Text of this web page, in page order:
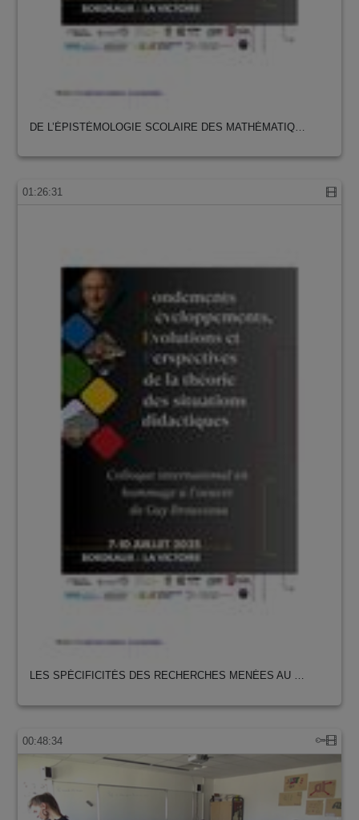
DE L’ÉPISTÉMOLOGIE SCOLAIRE DES MATHÉMATIQ…
01:26:31
LES SPÉCIFICITÉS DES RECHERCHES MENÉES AU …
00:48:34